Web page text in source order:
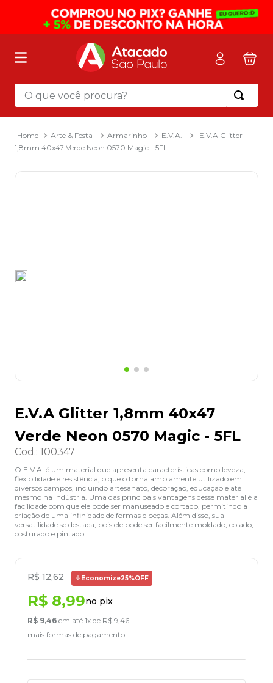
O que você procura?
Arte & Festa Armarinho E.V.A.
E.V.A Glitter
1,8mm 40x47 Verde Neon 0570 Magic - 5FL
E.V.A Glitter 1,8mm 40x47
Verde Neon 0570 Magic - 5FL
Cod.: 100347
O E.V.A. é um material que apresenta características como leveza,
flexibilidade e resistência, o que o torna amplamente utilizado em
diversos campos, incluindo artesanato, decoração, educação e até
mesmo na indústria. Uma das principais vantagens desse material é a
facilidade com que ele pode ser manuseado e cortado, permitindo a
criação de uma infinidade de formas e peças. Além disso, sua
versatilidade se destaca, pois ele pode ser facilmente moldado, colado,
costurado e pintado.
R$ 12,62 Economize25%OFF
R$ 8,99no pix
R$ 9,46 em até 1x de R$ 9,46
mais formas de pagamento
Termos mais buscados
mochila
2º sacola
3º mala
8